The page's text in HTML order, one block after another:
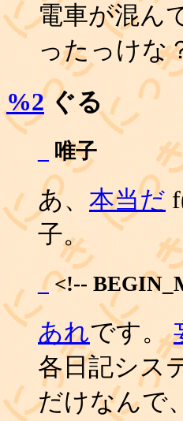
電車が混ん
ったっけな
%2ぐる
唯子
あ、 本当だ
子。
_<!--
あれです。
各日記シス
だけなんで